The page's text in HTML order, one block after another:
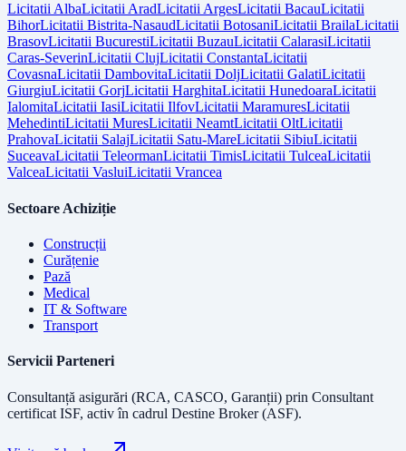
LicitatiiAlbaLicitatiiAradLicitatiiArgesLicitatii BacauLicitatii
BihorLicitatii Bistrita-NasaudLicitatii BotosaniLicitatii BrailaLicitatii
BrasovLicitatii BucurestiLicitatii BuzauLicitatii CalarasiLicitatii
Caras-SeverinLicitatii ClujLicitatii ConstantaLicitatii
CovasnaLicitatii DambovitaLicitatii DoljLicitatii GalatiLicitatii
GiurgiuLicitatii GorjLicitatii HarghitaLicitatii HunedoaraLicitatii
IalomitaLicitatii IasiLicitatii IlfovLicitatii MaramuresLicitatii
MehedintiLicitatii MuresLicitatii NeamtLicitatii OltLicitatii
PrahovaLicitatii SalajLicitatii Satu-MareLicitatii SibiuLicitatii
SuceavaLicitatii TeleormanLicitatii TimisLicitatii TulceaLicitatii
ValceaLicitatii VasluiLicitatii Vrancea
Sectoare Achiziție
Construcții
Curățenie
Pază
Medical
IT & Software
Transport
Servicii Parteneri
Consultanță asigurări (RCA, CASCO, Garanții) prin Consultant
certificat ISF, activ în cadrul Destine Broker (ASF).